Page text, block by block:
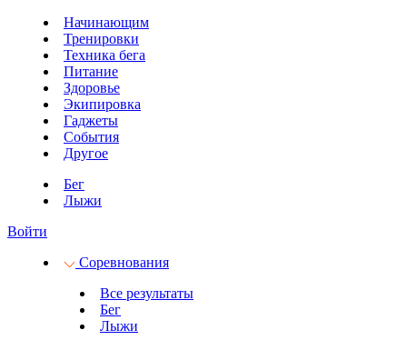
Начинающим
Тренировки
Техника бега
Питание
Здоровье
Экипировка
Гаджеты
События
Другое
Бег
Лыжи
Войти
Соревнования
Все результаты
Бег
Лыжи